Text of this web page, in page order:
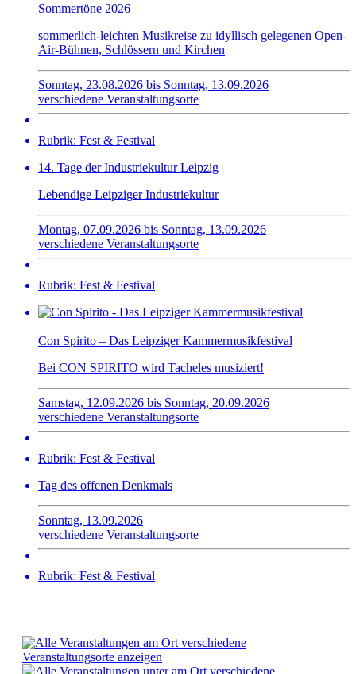
Sommertöne 2026
sommerlich-leichten Musikreise zu idyllisch gelegenen Open-
Air-Bühnen, Schlössern und Kirchen
Sonntag, 23.08.2026 bis Sonntag, 13.09.2026
verschiedene Veranstaltungsorte
Rubrik: Fest & Festival
14. Tage der Industriekultur Leipzig
Lebendige Leipziger Industriekultur
Montag, 07.09.2026 bis Sonntag, 13.09.2026
verschiedene Veranstaltungsorte
Rubrik: Fest & Festival
Con Spirito – Das Leipziger Kammermusikfestival
Bei CON SPIRITO wird Tacheles musiziert!
Samstag, 12.09.2026 bis Sonntag, 20.09.2026
verschiedene Veranstaltungsorte
Rubrik: Fest & Festival
Tag des offenen Denkmals
Sonntag, 13.09.2026
verschiedene Veranstaltungsorte
Rubrik: Fest & Festival